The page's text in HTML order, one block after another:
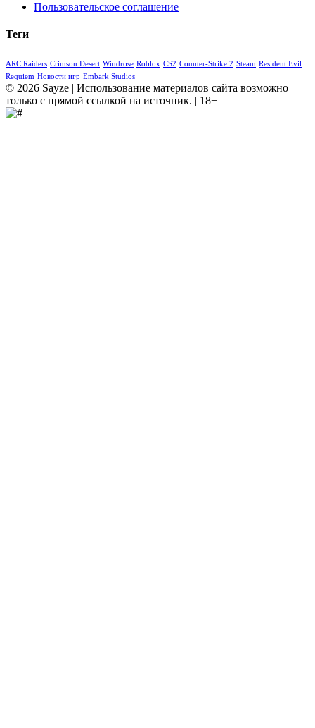
Пользовательское соглашение
Теги
ARC Raiders Crimson Desert Windrose Roblox CS2 Counter-Strike 2 Steam Resident Evil
Requiem Новости игр Embark Studios
© 2026 Sayze | Использование материалов сайта возможно
только с прямой ссылкой на источник. | 18+